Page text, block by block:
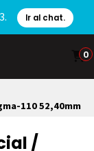
Ir al chat.
0
110 52,40mm
/